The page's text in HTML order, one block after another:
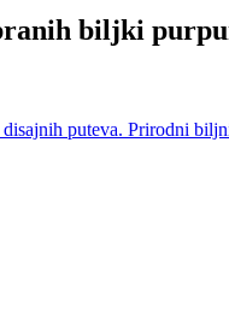
biljki
puteva. Prirodni